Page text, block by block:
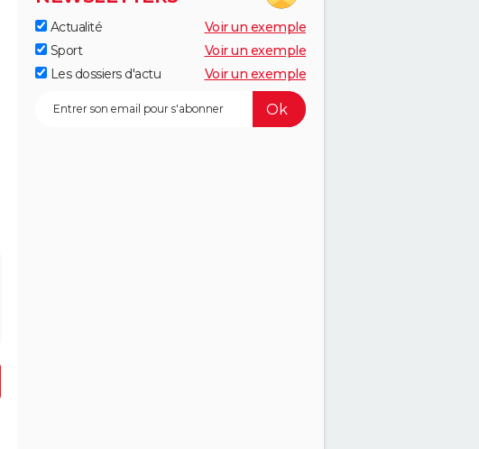
Actualité
Voir un exemple
Sport
Voir un exemple
Les dossiers d'actu
Voir un exemple